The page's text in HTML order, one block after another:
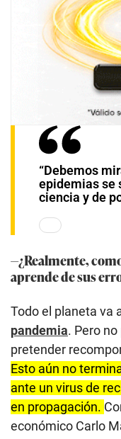
“Debemos
epidemias se
ciencia y de
—¿Realmente,
aprende de sus
Todo el planeta va
pandemia. Pero
pretender
Esto aún no
ante un virus de
en propagación.
económico Carlo